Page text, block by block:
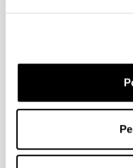
Dirección y
Emprendimiento
e3)
Cooperación
Global en el